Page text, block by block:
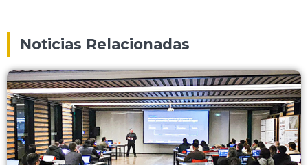
Noticias Relacionadas